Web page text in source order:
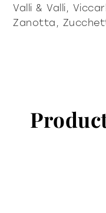
Valli & Valli,
Zanotta,